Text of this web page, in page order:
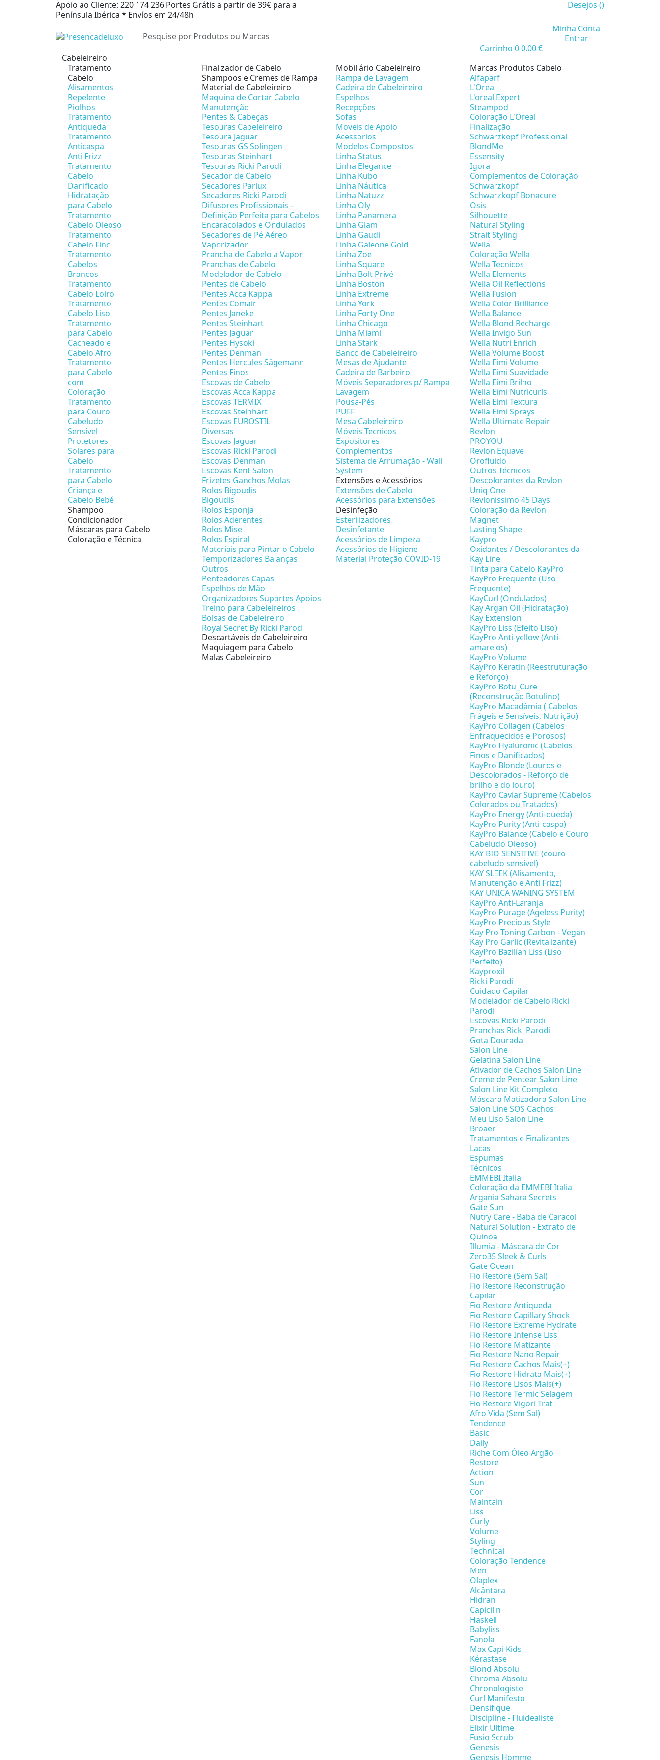
Apoio ao Cliente: 220 174 236 Portes Grátis a partir de 39€ para a
Península Ibérica * Envíos em 24/48h
Desejos ()
Minha Conta
Entrar
Carrinho 00.00 €
Cabeleireiro
Tratamento
Cabelo
Alisamentos
Repelente
Piolhos
Tratamento
Antiqueda
Tratamento
Anticaspa
Anti Frizz
Tratamento
Cabelo
Danificado
Hidratação
para Cabelo
Tratamento
Cabelo Oleoso
Tratamento
Cabelo Fino
Tratamento
Cabelos
Brancos
Tratamento
Cabelo Loiro
Tratamento
Cabelo Liso
Tratamento
para Cabelo
Cacheado e
Cabelo Afro
Tratamento
para Cabelo
com
Coloração
Tratamento
para Couro
Cabeludo
Sensível
Protetores
Solares para
Cabelo
Tratamento
para Cabelo
Criança e
Cabelo Bebé
Shampoo
Condicionador
Máscaras para Cabelo
Coloração e Técnica
Finalizador de Cabelo
Shampoos e Cremes de Rampa
Material de Cabeleireiro
Maquina de Cortar Cabelo
Manutenção
Pentes & Cabeças
Tesouras Cabeleireiro
Tesoura Jaguar
Tesouras GS Solingen
Tesouras Steinhart
Tesouras Ricki Parodi
Secador de Cabelo
Secadores Parlux
Secadores Ricki Parodi
Difusores Profissionais –
Definição Perfeita para Cabelos
Encaracolados e Ondulados
Secadores de Pé Aéreo
Vaporizador
Prancha de Cabelo a Vapor
Pranchas de Cabelo
Modelador de Cabelo
Pentes de Cabelo
Pentes Acca Kappa
Pentes Comair
Pentes Janeke
Pentes Steinhart
Pentes Jaguar
Pentes Hysoki
Pentes Denman
Pentes Hercules Sägemann
Pentes Finos
Escovas de Cabelo
Escovas Acca Kappa
Escovas TERMIX
Escovas Steinhart
Escovas EUROSTIL
Diversas
Escovas Jaguar
Escovas Ricki Parodi
Escovas Denman
Escovas Kent Salon
Frizetes Ganchos Molas
Rolos Bigoudis
Bigoudis
Rolos Esponja
Rolos Aderentes
Rolos Mise
Rolos Espiral
Materiais para Pintar o Cabelo
Temporizadores Balanças
Outros
Penteadores Capas
Espelhos de Mão
Organizadores Suportes Apoios
Treino para Cabeleireiros
Bolsas de Cabeleireiro
Royal Secret By Ricki Parodi
Descartáveis de Cabeleireiro
Maquiagem para Cabelo
Malas Cabeleireiro
Mobiliário Cabeleireiro
Rampa de Lavagem
Cadeira de Cabeleireiro
Espelhos
Recepções
Sofas
Moveis de Apoio
Acessorios
Modelos Compostos
Linha Status
Linha Elegance
Linha Kubo
Linha Náutica
Linha Natuzzi
Linha Oly
Linha Panamera
Linha Glam
Linha Gaudi
Linha Galeone Gold
Linha Zoe
Linha Square
Linha Bolt Privé
Linha Boston
Linha Extreme
Linha York
Linha Forty One
Linha Chicago
Linha Miami
Linha Stark
Banco de Cabeleireiro
Mesas de Ajudante
Cadeira de Barbeiro
Móveis Separadores p/ Rampa
Lavagem
Pousa-Pés
PUFF
Mesa Cabeleireiro
Móveis Tecnicos
Expositores
Complementos
Sistema de Arrumação - Wall
System
Extensões e Acessórios
Extensões de Cabelo
Acessórios para Extensões
Desinfeção
Esterilizadores
Desinfetante
Acessórios de Limpeza
Acessórios de Higiene
Material Proteção COVID-19
Marcas Produtos Cabelo
Alfaparf
L'Oreal
L'oreal Expert
Steampod
Coloração L'Oreal
Finalização
Schwarzkopf Professional
BlondMe
Essensity
Igora
Complementos de Coloração
Schwarzkopf
Schwarzkopf Bonacure
Osis
Silhouette
Natural Styling
Strait Styling
Wella
Coloração Wella
Wella Tecnicos
Wella Elements
Wella Oil Reflections
Wella Fusion
Wella Color Brilliance
Wella Balance
Wella Blond Recharge
Wella Invigo Sun
Wella Nutri Enrich
Wella Volume Boost
Wella Eimi Volume
Wella Eimi Suavidade
Wella Eimi Brilho
Wella Eimi Nutricurls
Wella Eimi Textura
Wella Eimi Sprays
Wella Ultimate Repair
Revlon
PROYOU
Revlon Equave
Orofluido
Outros Técnicos
Descolorantes da Revlon
Uniq One
Revlonissimo 45 Days
Coloração da Revlon
Magnet
Lasting Shape
Kaypro
Oxidantes / Descolorantes da
Kay Line
Tinta para Cabelo KayPro
KayPro Frequente (Uso
Frequente)
KayCurl (Ondulados)
Kay Argan Oil (Hidratação)
Kay Extension
KayPro Liss (Efeito Liso)
KayPro Anti-yellow (Anti-
amarelos)
KayPro Volume
KayPro Keratin (Reestruturação
e Reforço)
KayPro Botu_Cure
(Reconstrução Botulino)
KayPro Macadâmia ( Cabelos
Frágeis e Sensíveis, Nutrição)
KayPro Collagen (Cabelos
Enfraquecidos e Porosos)
KayPro Hyaluronic (Cabelos
Finos e Danificados)
KayPro Blonde (Louros e
Descolorados - Reforço de
brilho e do louro)
KayPro Caviar Supreme (Cabelos
Colorados ou Tratados)
KayPro Energy (Anti-queda)
KayPro Purity (Anti-caspa)
KayPro Balance (Cabelo e Couro
Cabeludo Oleoso)
KAY BIO SENSITIVE (couro
cabeludo sensível)
KAY SLEEK (Alisamento,
Manutenção e Anti Frizz)
KAY UNICA WANING SYSTEM
KayPro Anti-Laranja
KayPro Purage (Ageless Purity)
KayPro Precious Style
Kay Pro Toning Carbon - Vegan
Kay Pro Garlic (Revitalizante)
KayPro Bazilian Liss (Liso
Perfeito)
Kayproxil
Ricki Parodi
Cuidado Capilar
Modelador de Cabelo Ricki
Parodi
Escovas Ricki Parodi
Pranchas Ricki Parodi
Gota Dourada
Salon Line
Gelatina Salon Line
Ativador de Cachos Salon Line
Creme de Pentear Salon Line
Salon Line Kit Completo
Máscara Matizadora Salon Line
Salon Line SOS Cachos
Meu Liso Salon Line
Broaer
Tratamentos e Finalizantes
Lacas
Espumas
Técnicos
EMMEBI Italia
Coloração da EMMEBI Italia
Argania Sahara Secrets
Gate Sun
Nutry Care - Baba de Caracol
Natural Solution - Extrato de
Quinoa
Illumia - Máscara de Cor
Zero35 Sleek & Curls
Gate Ocean
Fio Restore (Sem Sal)
Fio Restore Reconstrução
Capilar
Fio Restore Antiqueda
Fio Restore Capillary Shock
Fio Restore Extreme Hydrate
Fio Restore Intense Liss
Fio Restore Matizante
Fio Restore Nano Repair
Fio Restore Cachos Mais(+)
Fio Restore Hidrata Mais(+)
Fio Restore Lisos Mais(+)
Fio Restore Termic Selagem
Fio Restore Vigori Trat
Afro Vida (Sem Sal)
Tendence
Basic
Daily
Riche Com Óleo Argão
Restore
Action
Sun
Cor
Maintain
Liss
Curly
Volume
Styling
Technical
Coloração Tendence
Men
Olaplex
Alcântara
Hidran
Capicilin
Haskell
Babyliss
Fanola
Max Capi Kids
Kérastase
Blond Absolu
Chroma Absolu
Chronologiste
Curl Manifesto
Densifique
Discipline - Fluidealiste
Elixir Ultime
Fusio Scrub
Genesis
Genesis Homme